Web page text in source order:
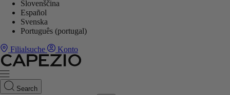
Slovenščina
Español
Svenska
Português (portugal)
Filialsuche Konto
Search